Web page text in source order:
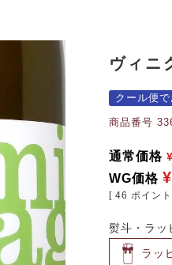
ヴィ
クール便
商品番号
通常価格 ¥
WG価格 ¥
[ 46 ポイン
熨斗・ラッ
ラッ